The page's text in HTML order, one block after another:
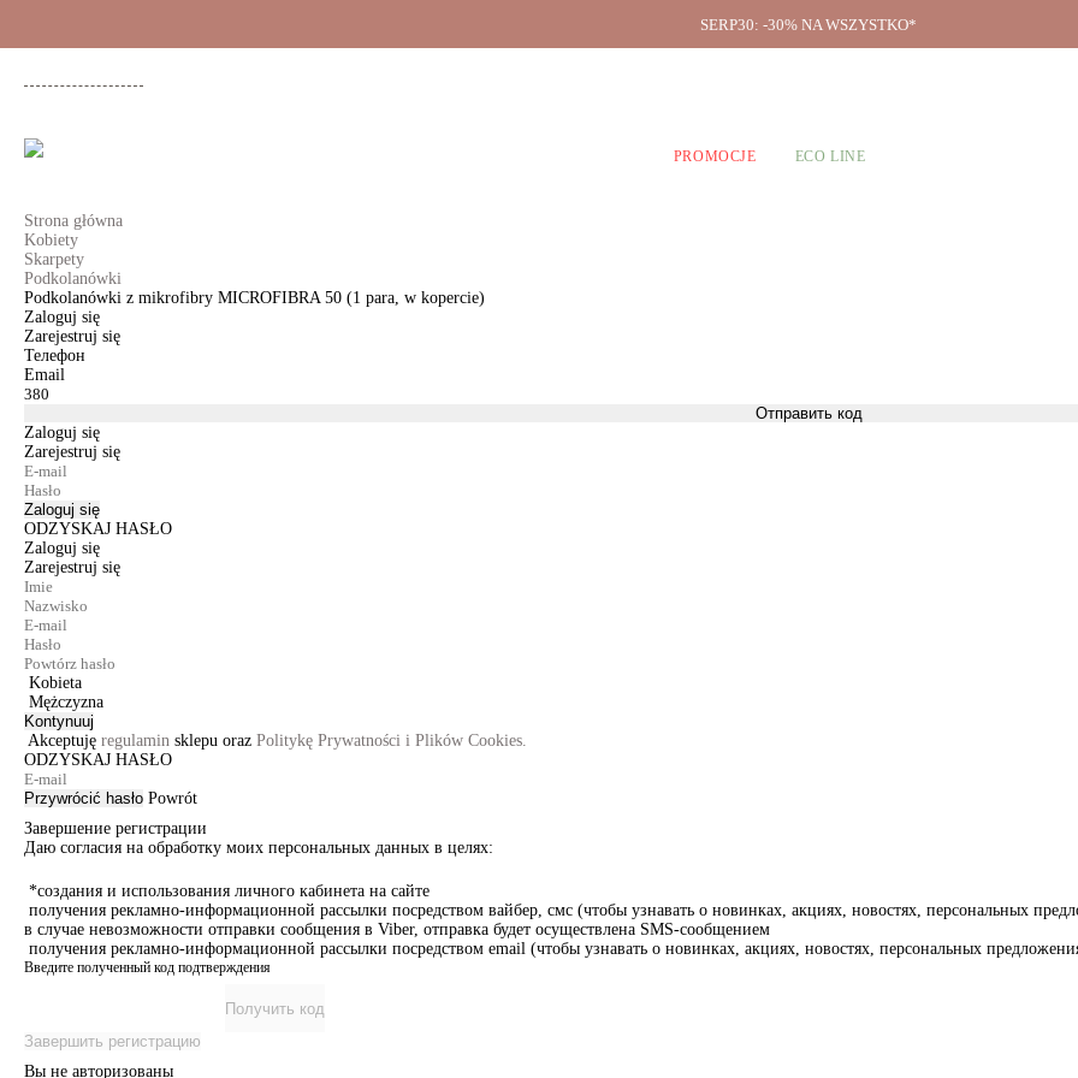
SERP30: -30% NA WSZYSTKO*
PROMOCJE ECO LINE
Strona główna
Kobiety
Skarpety
Podkolanówki
Podkolanówki z mikrofibry MICROFIBRA 50 (1 para, w kopercie)
Zaloguj się
Zarejestruj się
Телефон
Email
Отправить код
Zaloguj się
Zarejestruj się
Zaloguj się
ODZYSKAJ HASŁO
Zaloguj się
Zarejestruj się
Kobieta
Mężczyzna
Kontynuuj
Akceptuję regulamin sklepu oraz Politykę Prywatności i Plików Cookies.
ODZYSKAJ HASŁO
Przywrócić hasło Powrót
Завершение регистрации
Даю согласия на обработку моих персональных данных в целях:
*создания и использования личного кабинета на сайте
получения рекламно-информационной рассылки посредством вайбер, смс (чтобы узнавать о новинках, акциях, новостях, персональных
в случае невозможности отправки сообщения в Viber, отправка будет осуществлена SMS-сообщением
получения рекламно-информационной рассылки посредством email (чтобы узнавать о новинках, акциях, новостях, персональных
Введите полученный код подтверждения
Получить код
Завершить регистрацию
Вы не авторизованы